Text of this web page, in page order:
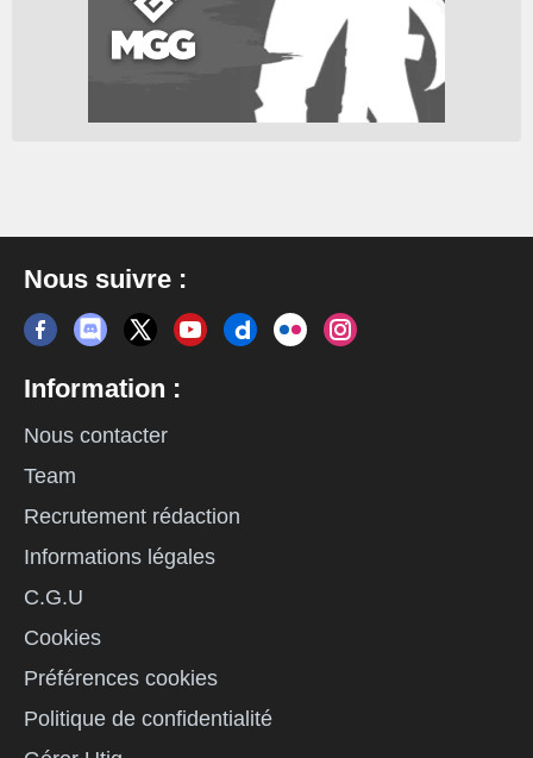
Nous suivre :
Information :
Nous contacter
Team
Recrutement rédaction
Informations légales
C.G.U
Cookies
Préférences cookies
Politique de confidentialité